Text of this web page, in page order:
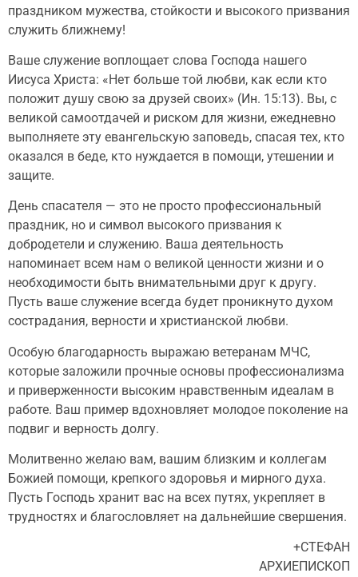
праздником мужества, стойкости и высокого призвания
служить ближнему!
Ваше служение воплощает слова Господа нашего
Иисуса Христа: «Нет больше той любви, как если кто
положит душу свою за друзей своих» (Ин. 15:13). Вы, с
великой самоотдачей и риском для жизни, ежедневно
выполняете эту евангельскую заповедь, спасая тех, кто
оказался в беде, кто нуждается в помощи, утешении и
защите.
День спасателя — это не просто профессиональный
праздник, но и символ высокого призвания к
добродетели и служению. Ваша деятельность
напоминает всем нам о великой ценности жизни и о
необходимости быть внимательными друг к другу.
Пусть ваше служение всегда будет проникнуто духом
сострадания, верности и христианской любви.
Особую благодарность выражаю ветеранам МЧС,
которые заложили прочные основы профессионализма
и приверженности высоким нравственным идеалам в
работе. Ваш пример вдохновляет молодое поколение на
подвиг и верность долгу.
Молитвенно желаю вам, вашим близким и коллегам
Божией помощи, крепкого здоровья и мирного духа.
Пусть Господь хранит вас на всех путях, укрепляет в
трудностях и благословляет на дальнейшие свершения.
+СТЕФАН
АРХИЕПИСКОП